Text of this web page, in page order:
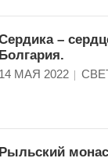
–
Болгария.
14 МАЯ 2022
Рыльский